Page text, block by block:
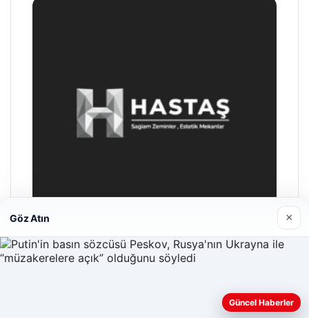
Hastaş Beton
Web sitemizi nasıl kullandığınızı daha iyi anlayabilmek,
Göz Atın ×
Güncel Haberler